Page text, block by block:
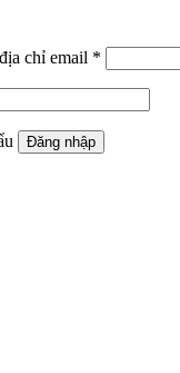
chỉ email *
Đăng nhập